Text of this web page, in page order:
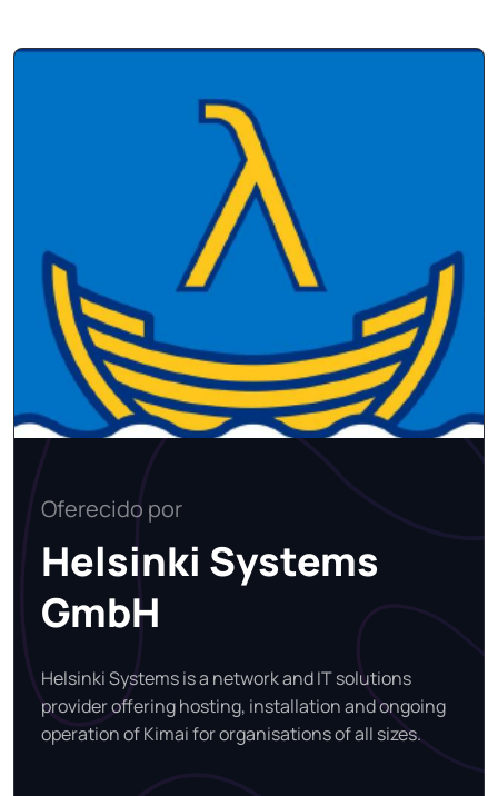
Oferecido por
Helsinki Systems
GmbH
Helsinki Systems is a network and IT solutions
provider offering hosting, installation and ongoing
operation of Kimai for organisations of all sizes.